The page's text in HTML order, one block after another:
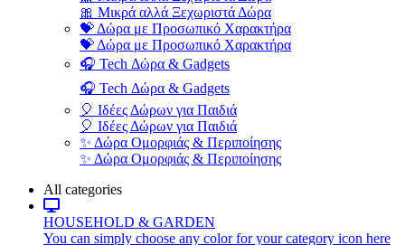
🎀 Μικρά αλλά Ξεχωριστά Δώρα
💝 Δώρα με Προσωπικό Χαρακτήρα
💝 Δώρα με Προσωπικό Χαρακτήρα
🎧 Tech Δώρα & Gadgets
🎧 Tech Δώρα & Gadgets
🎈 Ιδέες Δώρων για Παιδιά
🎈 Ιδέες Δώρων για Παιδιά
✨ Δώρα Ομορφιάς & Περιποίησης
✨ Δώρα Ομορφιάς & Περιποίησης
All categories
HOUSEHOLD & GARDEN
You can simply choose any color for your category icon here